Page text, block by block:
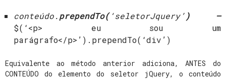
conteúdo.prependTo(‘seletorJquery’ ) –
$(‘<p> eu sou um
parágrafo</p>’).prependTo(‘div’)
Equivalente ao método anterior adiciona, ANTES do
CONTEÚDO do elemento do seletor jQuery, o conteúdo